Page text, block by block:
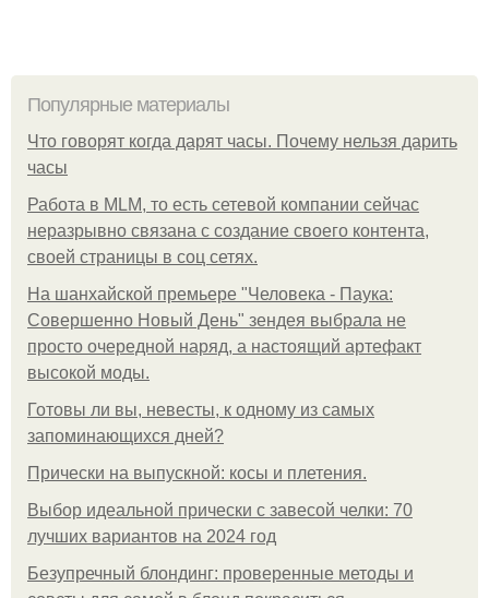
Популярные материалы
Что говорят когда дарят часы. Почему нельзя дарить
часы
Работа в MLM, то есть сетевой компании сейчас
неразрывно связана с создание своего контента,
своей страницы в соц сетях.
На шанхайской премьере "Человека - Паука:
Совершенно Новый День" зендея выбрала не
просто очередной наряд, а настоящий артефакт
высокой моды.
Готовы ли вы, невесты, к одному из самых
запоминающихся дней?
Прически на выпускной: косы и плетения.
Выбор идеальной прически с завесой челки: 70
лучших вариантов на 2024 год
Безупречный блондинг: проверенные методы и